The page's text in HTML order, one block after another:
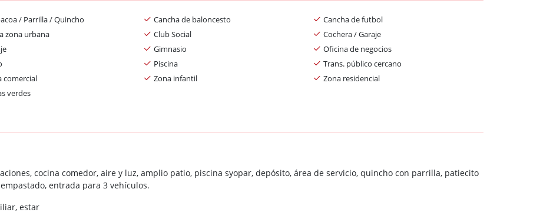
/ Parrilla / Quincho Cancha de baloncesto
Cancha de futbol
zona urbana Club Social
Cochera / Garaje
Gimnasio
Oficina de negocios
Piscina
Trans. público cercano
comercial Zona infantil
Zona residencial
verdes
cocina comedor, aire y luz, amplio patio, piscina syopar, depósito, área de servicio, quincho con parrilla, patiecito
entrada para 3 vehículos.
estar